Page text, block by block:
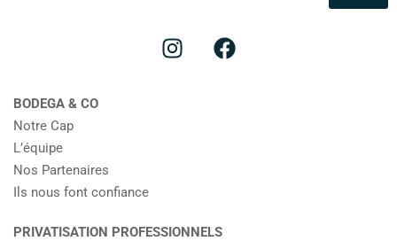
BODEGA & CO
Notre Cap
L’équipe
Nos Partenaires
Ils nous font confiance
PRIVATISATION PROFESSIONNELS